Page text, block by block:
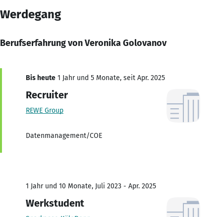
Werdegang
Berufserfahrung von Veronika Golovanov
Bis heute 1 Jahr und 5 Monate, seit Apr. 2025
Recruiter
REWE Group
Datenmanagement/COE
1 Jahr und 10 Monate, Juli 2023 - Apr. 2025
Werkstudent